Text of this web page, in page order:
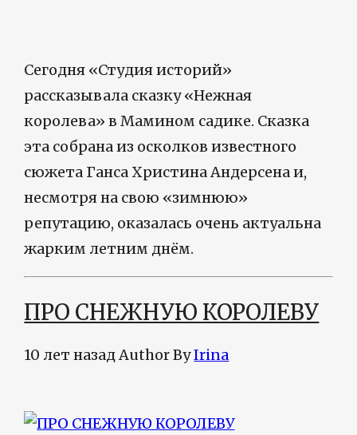
Сегодня «Студия историй»
рассказывала сказку «Нежная
королева» в Мамином садике. Сказка
эта собрана из осколков известного
сюжета Ганса Христина Андерсена и,
несмотря на свою «зимнюю»
репутацию, оказалась очень актуальна
жарким летним днём.
ПРО СНЕЖНУЮ КОРОЛЕВУ
10 лет назадAuthorByIrina